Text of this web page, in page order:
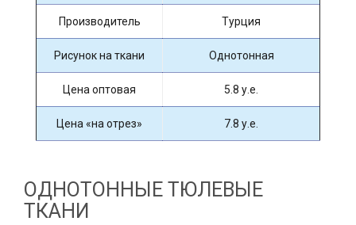
Производитель Турция
Рисунок на ткани Однотонная
Цена оптовая 5.8 у.е.
Цена «на отрез» 7.8 у.е.
ОДНОТОННЫЕ ТЮЛЕВЫЕ
ТКАНИ